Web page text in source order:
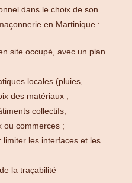
dans le choix de son
en Martinique :
site occupé, avec un plan
locales (pluies,
des matériaux ;
collectifs,
ou commerces ;
limiter les interfaces et les
la traçabilité